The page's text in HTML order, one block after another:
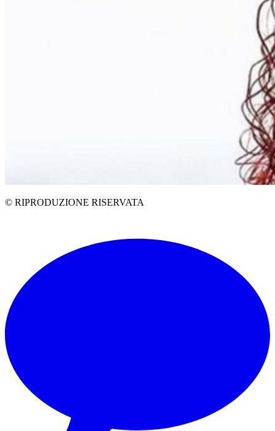
© RIPRODUZIONE RISERVATA